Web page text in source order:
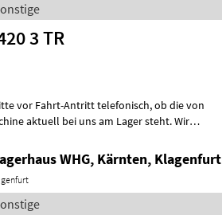
3 TR
Fahrt-Antritt telefonisch, ob die von
aktuell bei uns am Lager steht. Wir
WHG, Kärnten, Klagenfurt